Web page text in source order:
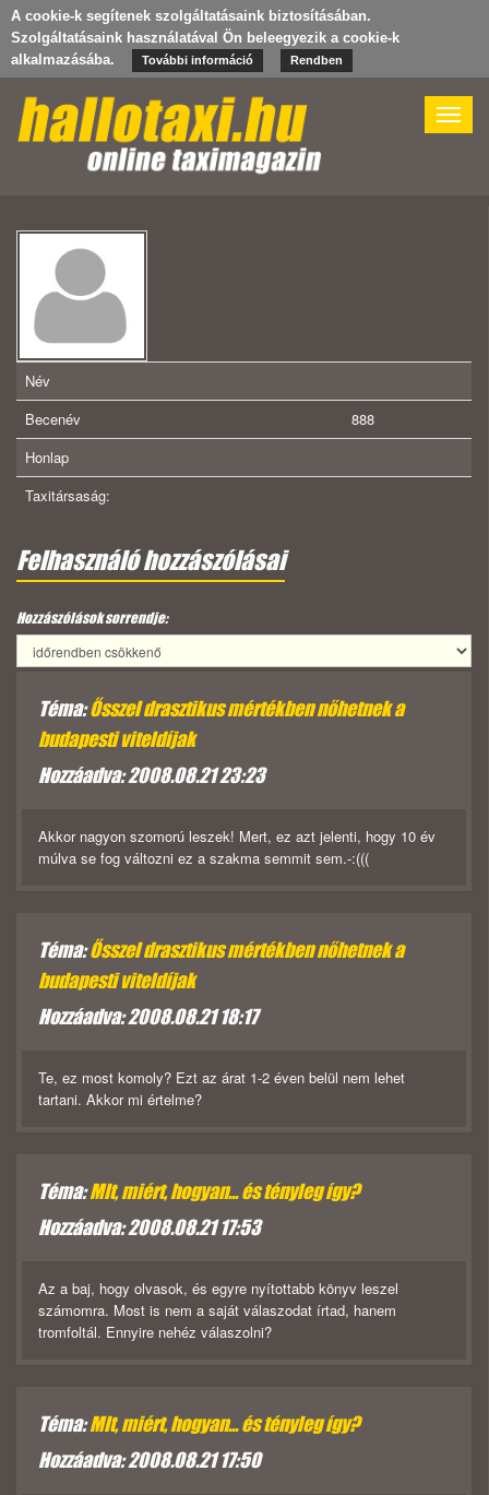
A cookie-k segítenek szolgáltatásaink biztosításában.
Szolgáltatásaink használatával Ön beleegyezik a cookie-k
alkalmazásába.
További információ Rendben
Toggle
Név
Becenév
888
Honlap
Taxitársaság:
Felhasználó hozzászólásai
Hozzászólások sorrendje:
Téma:Ősszel drasztikus mértékben nőhetnek a
budapesti viteldíjak
Hozzáadva: 2008.08.21 23:23
Akkor nagyon szomorú leszek! Mert, ez azt jelenti, hogy 10 év
múlva se fog változni ez a szakma semmit sem.-:(((
Téma:Ősszel drasztikus mértékben nőhetnek a
budapesti viteldíjak
Hozzáadva: 2008.08.21 18:17
Te, ez most komoly? Ezt az árat 1-2 éven belül nem lehet
tartani. Akkor mi értelme?
Téma:MIt, miért, hogyan... és tényleg így?
Hozzáadva: 2008.08.21 17:53
Az a baj, hogy olvasok, és egyre nyítottabb könyv leszel
számomra. Most is nem a saját válaszodat írtad, hanem
tromfoltál. Ennyire nehéz válaszolni?
Téma:MIt, miért, hogyan... és tényleg így?
Hozzáadva: 2008.08.21 17:50